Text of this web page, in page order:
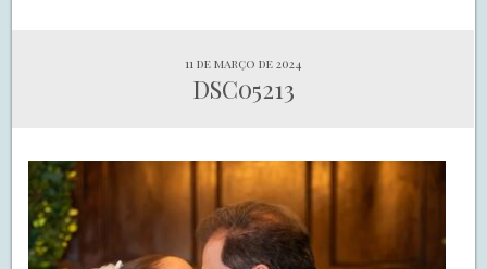
11 de março de 2024
DSC05213